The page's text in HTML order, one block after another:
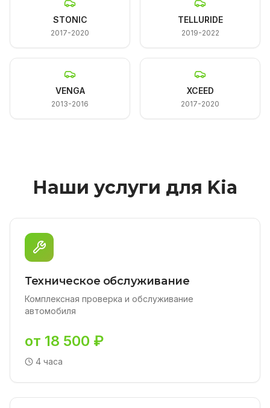
STONIC
2017-2020
TELLURIDE
2019-2022
VENGA
2013-2016
XCEED
2017-2020
Наши услуги для Kia
Техническое обслуживание
Комплексная проверка и обслуживание
автомобиля
от 18 500 ₽
4 часа